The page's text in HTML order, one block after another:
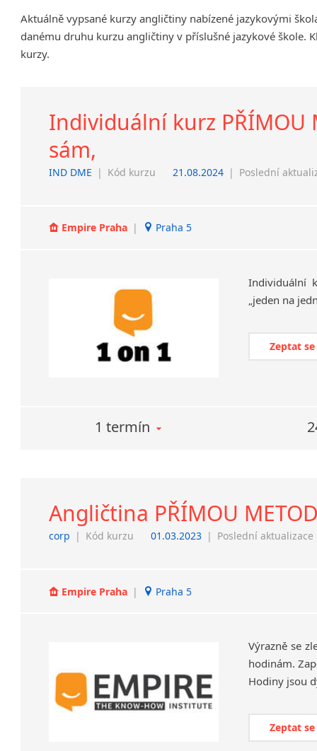
Chrudim
Děčín
Prostějov
Sedlčany
Tišnov
Vysoká nad Labem
Aktuálně vypsané kurzy angličtiny nabízené jazykovými
danému druhu kurzu angličtiny v příslušné jazykové škole.
kurzy.
Individuální kurz PŘÍMOU
sám,
IND DME | Kód kurzu 21.08.2024 | Poslední
Empire Praha | Praha 5
Individuální
„jeden na
Zeptat
1 termín
Angličtina PŘÍMOU
corp | Kód kurzu 01.03.2023 | Poslední aktualizace
Empire Praha | Praha 5
Výrazně se
hodinám.
Zeptat